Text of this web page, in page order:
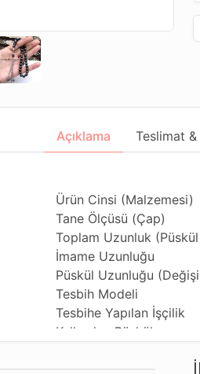
Açıklama Teslimat
Ürün Cinsi (Malzemesi)
Tane Ölçüsü (Çap)
Toplam Uzunluk
İmame Uzunluğu
Püskül Uzunluğu
Tesbih Modeli
Tesbihe Yapılan İşçilik
Kullanılan Püskül